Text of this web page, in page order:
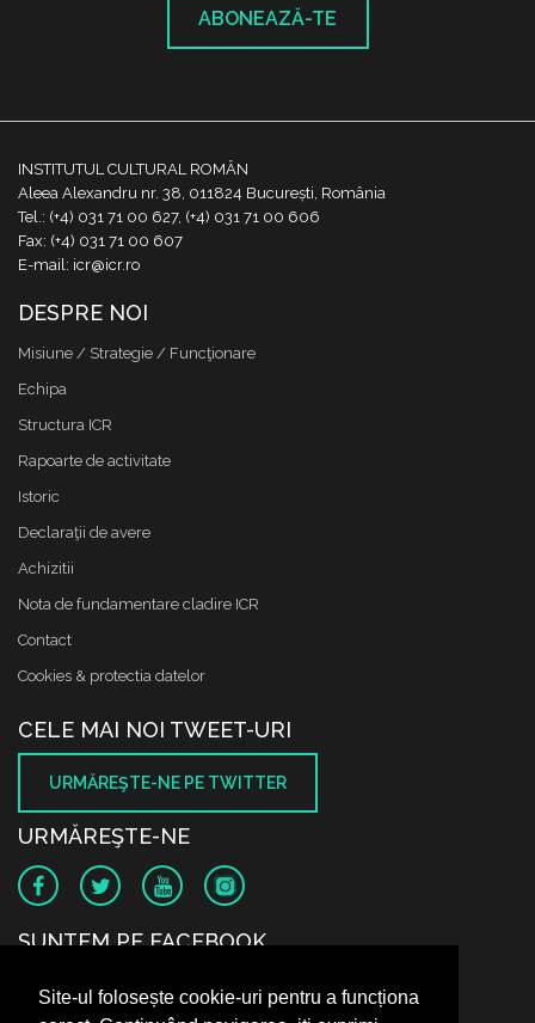
Site-ul folosește cookie-uri pentru a funcționa
ABONEAZĂ-TE
INSTITUTUL CULTURAL ROMÂN
Aleea Alexandru nr. 38, 011824 București, România
Tel.: (+4) 031 71 00 627, (+4) 031 71 00 606
Fax: (+4) 031 71 00 607
E-mail: icr@icr.ro
DESPRE NOI
Misiune / Strategie / Funcţionare
Echipa
Structura ICR
Rapoarte de activitate
Istoric
Declaraţii de avere
Achizitii
Nota de fundamentare cladire ICR
Contact
Cookies & protectia datelor
CELE MAI NOI TWEET-URI
URMĂREŞTE-NE PE TWITTER
URMĂREŞTE-NE
SUNTEM PE FACEBOOK